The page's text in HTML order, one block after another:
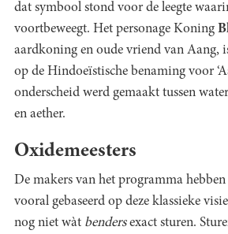
dat symbool stond voor de leegte
voortbeweegt. Het personage Koning
aardkoning en oude vriend van Aang,
op de Hindoeïstische benaming voor
onderscheid werd gemaakt tussen
en aether.
Oxidemeesters
De makers van het programma
vooral gebaseerd op deze klassieke
nog niet wàt bendersexact sturen.